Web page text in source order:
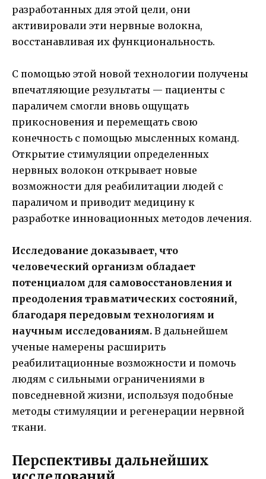
разработанных для этой цели, они
активировали эти нервные волокна,
восстанавливая их функциональность.
С помощью этой новой технологии получены
впечатляющие результаты — пациенты с
параличем смогли вновь ощущать
прикосновения и перемещать свою
конечность с помощью мысленных команд.
Открытие стимуляции определенных
нервных волокон открывает новые
возможности для реабилитации людей с
параличом и приводит медицину к
разработке инновационных методов лечения.
Исследование доказывает, что
человеческий организм обладает
потенциалом для самовосстановления и
преодоления травматических состояний,
благодаря передовым технологиям и
научным исследованиям. В дальнейшем
ученые намерены расширить
реабилитационные возможности и помочь
людям с сильными ограничениями в
повседневной жизни, используя подобные
методы стимуляции и регенерации нервной
ткани.
Перспективы дальнейших